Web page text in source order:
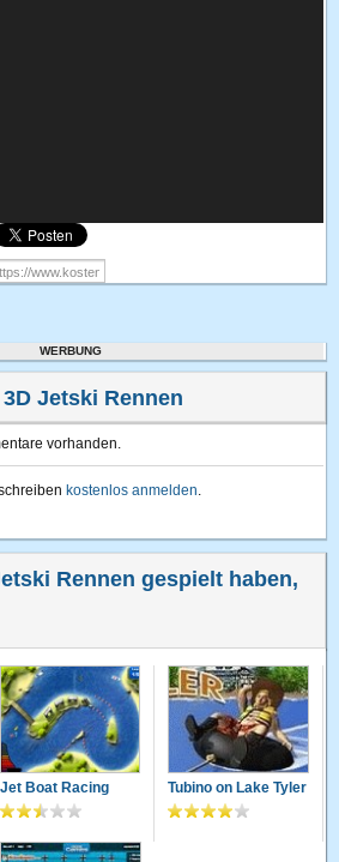
WERBUNG
Jetski Rennen
vorhanden.
kostenlos anmelden.
Rennen gespielt haben,
Jet Boat Racing Tubino on Lake Tyler